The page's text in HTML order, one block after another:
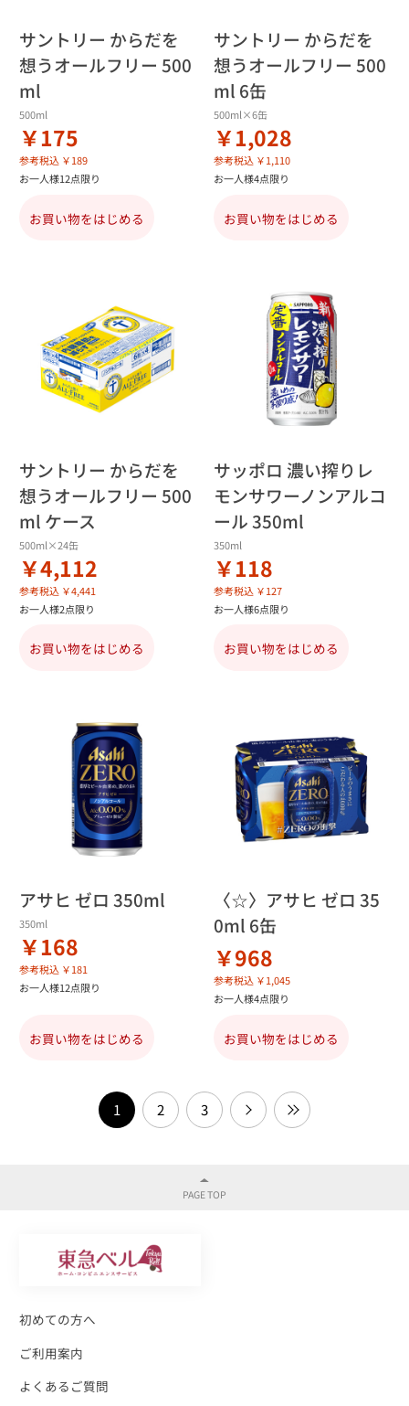
サントリー からだを
想うオールフリー 500
ml
500ml
￥175
参考税込 ￥189
お一人様12点限り
お買い物をはじめる
サントリー からだを
想うオールフリー 500
ml 6缶
500ml×6缶
￥1,028
参考税込 ￥1,110
お一人様4点限り
お買い物をはじめる
サントリー からだを
想うオールフリー 500
ml ケース
500ml×24缶
￥4,112
参考税込 ￥4,441
お一人様2点限り
お買い物をはじめる
サッポロ 濃い搾りレ
モンサワーノンアルコ
ール 350ml
350ml
￥118
参考税込 ￥127
お一人様6点限り
お買い物をはじめる
アサヒ ゼロ 350ml
350ml
￥168
参考税込 ￥181
お一人様12点限り
お買い物をはじめる
〈☆〉アサヒ ゼロ 35
0ml 6缶
￥968
参考税込 ￥1,045
お一人様4点限り
お買い物をはじめる
1 2 3
初めての方へ
ご利用案内
よくあるご質問